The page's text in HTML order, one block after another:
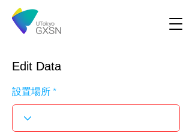
Edit Data
設置場所